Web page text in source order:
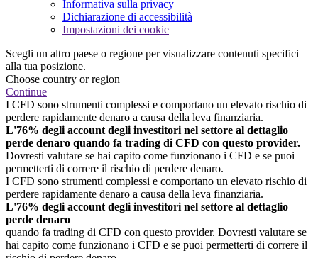
Informativa sulla privacy
Dichiarazione di accessibilità
Impostazioni dei cookie
Scegli un altro paese o regione per visualizzare contenuti specifici
alla tua posizione.
Choose country or region
Continue
I CFD sono strumenti complessi e comportano un elevato rischio di
perdere rapidamente denaro a causa della leva finanziaria.
L'76% degli account degli investitori nel settore al dettaglio
perde denaro quando fa trading di CFD con questo provider.
Dovresti valutare se hai capito come funzionano i CFD e se puoi
permetterti di correre il rischio di perdere denaro.
I CFD sono strumenti complessi e comportano un elevato rischio di
perdere rapidamente denaro a causa della leva finanziaria.
L'76% degli account degli investitori nel settore al dettaglio
perde denaro
quando fa trading di CFD con questo provider. Dovresti valutare se
hai capito come funzionano i CFD e se puoi permetterti di correre il